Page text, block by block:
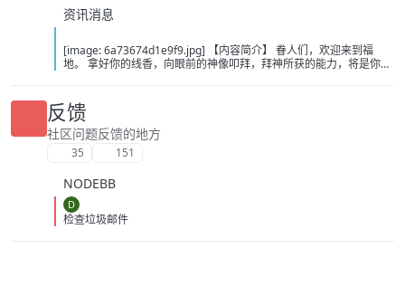
资讯消息
[image: 6a73674d1e9f9.jpg] 【内容简介】 眷人们，欢迎来到福
地。 拿好你的线香，向眼前的神像叩拜，拜神所获的能力，将是你们
悲剧轮回…… 【作者简介】 作者：幻梦猎人，起点中文网作者，代表
作品：《灾厄收容所》《诡异分解指南》《天灾疯人院》《基因收容
所》等 【下载地址】 百度：
https://pan.baidu.com/s/1CTpsB1_Ju5NwzAhO0MvwZQ?pwd=9a1v
夸克：https://pan.quark.cn/s/ffe07719ebb3?pwd=aUYh 移动：
反馈
社区问题反馈的地方
35 151
NODEBB
D
检查垃圾邮件